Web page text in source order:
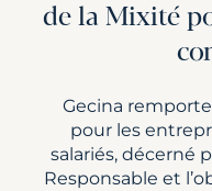
de la Mixité
Gecina
pour les
salariés, décerné
Responsable et